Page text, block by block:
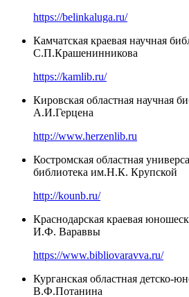
https://belinkaluga.ru/
Камчатская краевая научная
С.П.Крашенинникова
https://kamlib.ru/
Кировская областная научная
А.И.Герцена
http://www.herzenlib.ru
Костромская областная
библиотека им.Н.К. Крупской
http://kounb.ru/
Краснодарская краевая
И.Ф. Вараввы
https://www.bibliovaravva.ru/
Курганская областная детско-
В.Ф.Потанина